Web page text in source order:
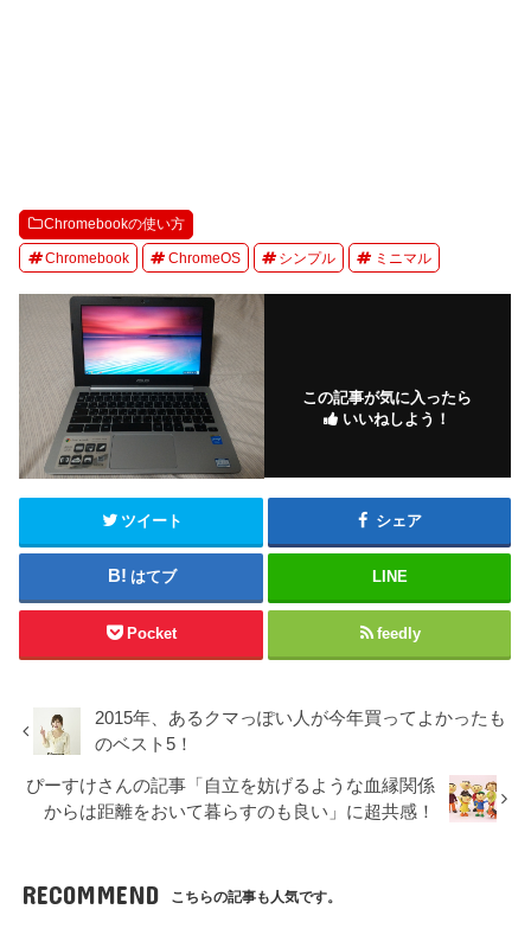
Chromebookの使い方
Chromebook ChromeOS シンプル ミニマル
この記事が気に入ったら
いいねしよう！
ツイート シェア
はてブ LINE
Pocket feedly
2015年、あるクマっぽい人が今年買ってよかったも
のベスト5！
ぴーすけさんの記事「自立を妨げるような血縁関係
からは距離をおいて暮らすのも良い」に超共感！
RECOMMEND こちらの記事も人気です。